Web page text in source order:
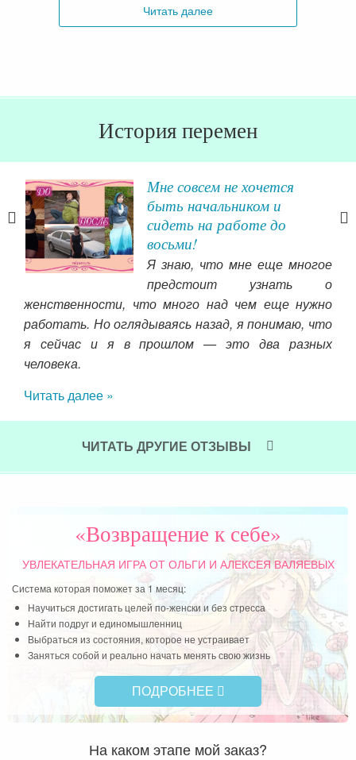
Читать далее
История перемен
Мне совсем не хочется
быть начальником и
сидеть на работе до
восьми!
Я знаю, что мне еще многое
предстоит узнать о
женственности, что много над чем еще нужно
работать. Но оглядываясь назад, я понимаю, что
я сейчас и я в прошлом — это два разных
человека.
Читать далее »
ЧИТАТЬ ДРУГИЕ ОТЗЫВЫ
«Возвращение к себе»
УВЛЕКАТЕЛЬНАЯ ИГРАОТ ОЛЬГИ И АЛЕКСЕЯ ВАЛЯЕВЫХ
Система которая поможет за 1 месяц:
Научиться достигать целей по-женски и без стресса
Найти подруг и единомышленниц
Выбраться из состояния, которое не устраивает
Заняться собой и реально начать менять свою жизнь
ПОДРОБНЕЕ
На каком этапе мой заказ?